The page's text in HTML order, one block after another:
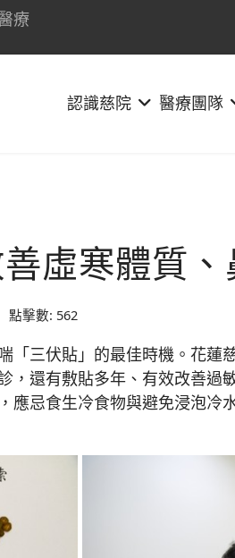
療
認識慈院 醫療團隊
虛寒體質、
點擊數: 562
三伏貼」的最佳時機。花蓮
，還有敷貼多年、有效改善
應忌食生冷食物與避免浸泡冷